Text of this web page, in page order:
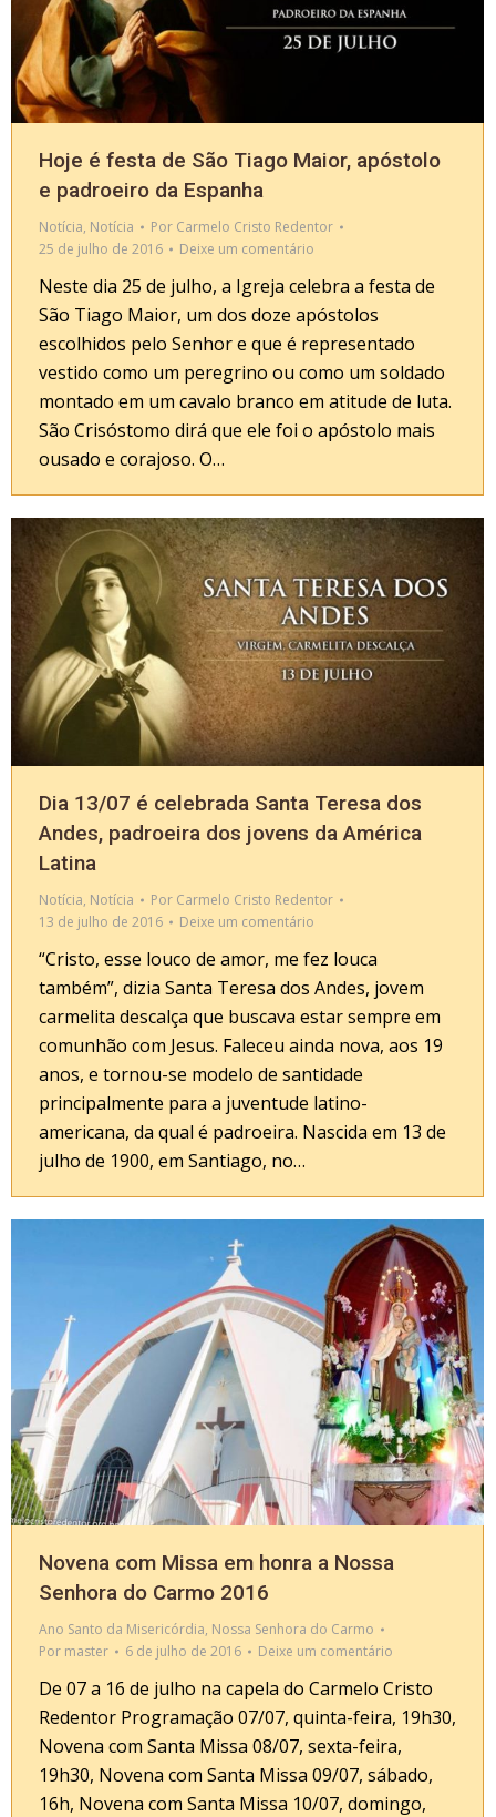
Hoje é festa de São Tiago Maior, apóstolo
e padroeiro da Espanha
Notícia, Notícia Por Carmelo Cristo Redentor
25 de julho de 2016
Deixe um comentário
Neste dia 25 de julho, a Igreja celebra a festa de
São Tiago Maior, um dos doze apóstolos
escolhidos pelo Senhor e que é representado
vestido como um peregrino ou como um soldado
montado em um cavalo branco em atitude de luta.
São Crisóstomo dirá que ele foi o apóstolo mais
ousado e corajoso. O…
Dia 13/07 é celebrada Santa Teresa dos
Andes, padroeira dos jovens da América
Latina
Notícia, Notícia Por Carmelo Cristo Redentor
13 de julho de 2016
Deixe um comentário
“Cristo, esse louco de amor, me fez louca
também”, dizia Santa Teresa dos Andes, jovem
carmelita descalça que buscava estar sempre em
comunhão com Jesus. Faleceu ainda nova, aos 19
anos, e tornou-se modelo de santidade
principalmente para a juventude latino-
americana, da qual é padroeira. Nascida em 13 de
julho de 1900, em Santiago, no…
Novena com Missa em honra a Nossa
Senhora do Carmo 2016
Ano Santo da Misericórdia, Nossa Senhora do Carmo
Por master 6 de julho de 2016 Deixe um comentário
De 07 a 16 de julho na capela do Carmelo Cristo
Redentor Programação 07/07, quinta-feira, 19h30,
Novena com Santa Missa 08/07, sexta-feira,
19h30, Novena com Santa Missa 09/07, sábado,
16h, Novena com Santa Missa 10/07, domingo,